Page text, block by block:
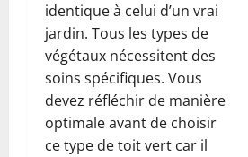
identique à celui d’un vrai
jardin. Tous les types de
végétaux nécessitent des
soins spécifiques. Vous
devez réfléchir de manière
optimale avant de choisir
ce type de toit vert car il